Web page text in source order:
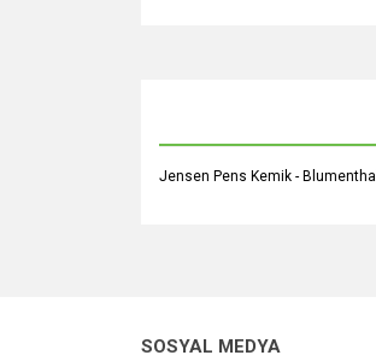
Jensen Pens Kemik - Blumenthal
SOSYAL MEDYA